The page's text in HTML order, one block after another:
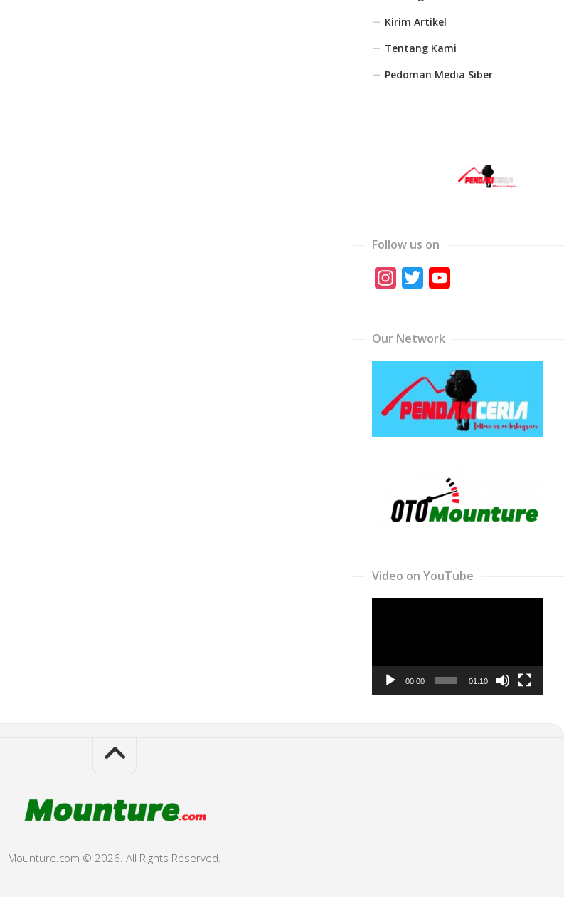
Kirim Artikel
Tentang Kami
Pedoman Media Siber
Follow us on
Instagram
Twitter
Our Network
Video on YouTube
00:00 01:10
Mounture.com © 2026. All Rights Reserved.